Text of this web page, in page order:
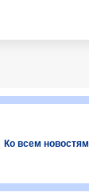
Ко всем новостям